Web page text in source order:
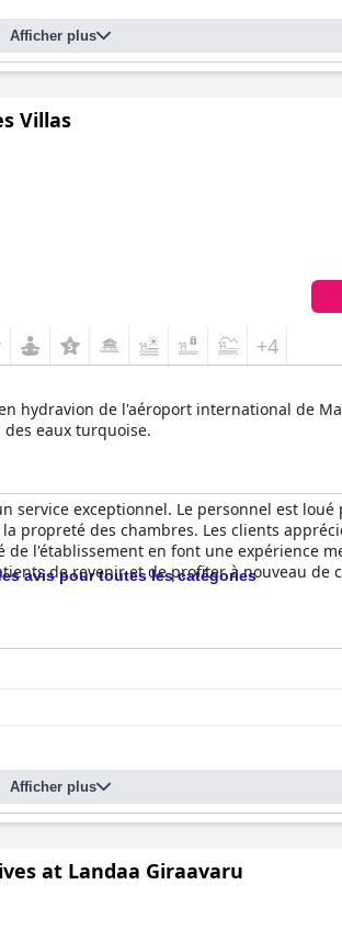
Afficher plus
Villas
+4
hydravion de l'aéroport international de
eaux turquoise.
service exceptionnel. Le personnel est
propreté des chambres. Les clients
l'établissement en font une expérience
de revenir et de profiter à nouveau de
avis pour toutes les catégories
Afficher plus
at Landaa Giraavaru